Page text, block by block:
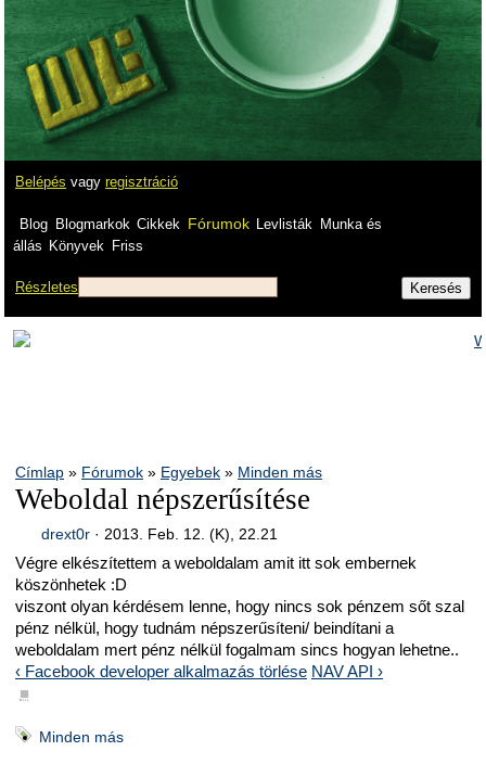
Belépés vagy regisztráció
Blog Blogmarkok Cikkek Fórumok Levlisták
Munka és
állás Könyvek Friss
Részletes
Címlap » Fórumok » Egyebek » Minden más
Weboldal népszerűsítése
drext0r· 2013. Feb. 12. (K), 22.21
Végre elkészítettem a weboldalam amit itt sok embernek
köszönhetek :D
viszont olyan kérdésem lenne, hogy nincs sok pénzem sőt szal
pénz nélkül, hogy tudnám népszerűsíteni/ beindítani a
weboldalam mert pénz nélkül fogalmam sincs hogyan lehetne..
‹ Facebook developer alkalmazás törlése NAV API ›
■
Minden más